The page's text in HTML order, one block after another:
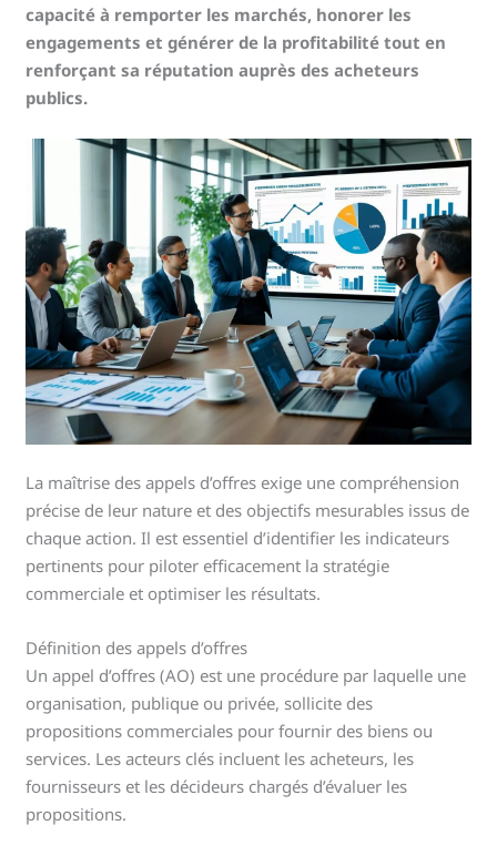
capacité à remporter les marchés, honorer les
engagements et générer de la profitabilité tout en
renforçant sa réputation auprès des acheteurs
publics.
La maîtrise des appels d’offres exige une compréhension
précise de leur nature et des objectifs mesurables issus de
chaque action. Il est essentiel d’identifier les indicateurs
pertinents pour piloter efficacement la stratégie
commerciale et optimiser les résultats.
Définition des appels d’offres
Un appel d’offres (AO) est une procédure par laquelle une
organisation, publique ou privée, sollicite des
propositions commerciales pour fournir des biens ou
services. Les acteurs clés incluent les acheteurs, les
fournisseurs et les décideurs chargés d’évaluer les
propositions.